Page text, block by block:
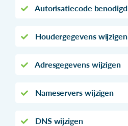
Autorisatiecode benodigd
Houdergegevens wijzigen
Adresgegevens wijzigen
Nameservers wijzigen
DNS wijzigen